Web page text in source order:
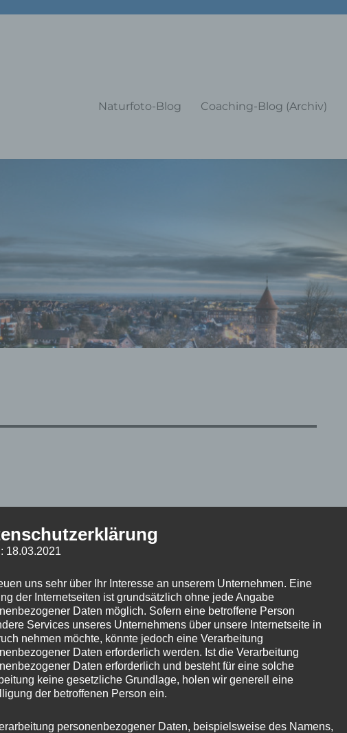
Naturfoto-Blog Coaching-Blog (Archiv)
18.03.2021
uns sehr über Ihr Interesse an unserem Unternehmen. Eine
der Internetseiten ist grundsätzlich ohne jede Angabe
Daten möglich. Sofern eine betroffene Person
Services unseres Unternehmens über unsere Internetseite in
nehmen möchte, könnte jedoch eine Verarbeitung
Daten erforderlich werden. Ist die Verarbeitung
Daten erforderlich und besteht für eine solche
keine gesetzliche Grundlage, holen wir generell eine
der betroffenen Person ein.
personenbezogener Daten, beispielsweise des Namens,